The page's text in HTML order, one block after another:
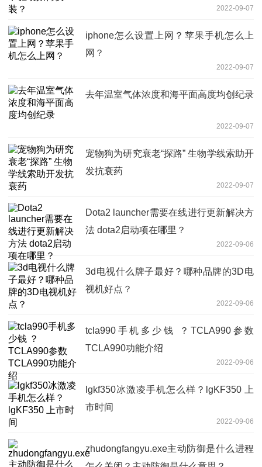
2022-09-07
iphone怎么设置上网？苹果手机怎么上
网？
2022-09-07
去年温室气体浓度和海平面高度均创纪录
2022-09-07
宠物狗为研究衰老“探路” 生物学线索助开
发抗衰药
2022-09-07
Dota2 launcher需要在线进行更新解决方
法 dota2启动项在哪里？
2022-09-06
3d电视什么牌子最好？哪种品牌的3D电
视机好点？
2022-09-06
tcla990手机多少钱 ？TCLA990参数
TCLA990功能介绍
2022-09-06
lgkf350冰激凌手机怎么样？lgKF350 上
市时间
2022-09-06
zhudongfangyu.exe主动防御是什么进程